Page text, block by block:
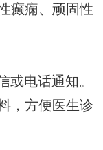
癫痫、顽固性
或电话通知。
，方便医生诊